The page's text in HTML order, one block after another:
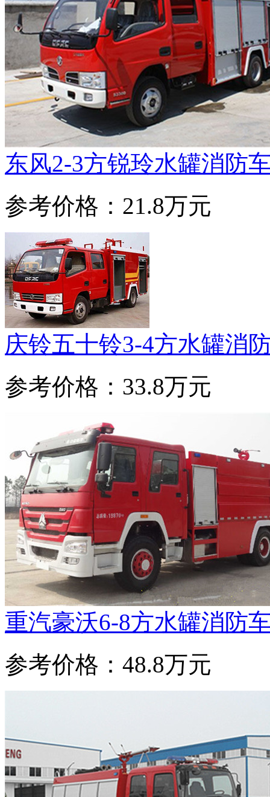
东风2-3方锐玲水罐消防
参考价格：21.8万元
庆铃五十铃3-4方水罐消
参考价格：33.8万元
重汽豪沃6-8方水罐消防
参考价格：48.8万元